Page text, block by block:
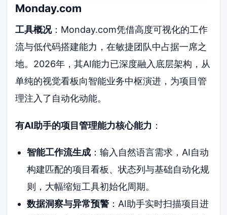
Monday.com
工具概况：Monday.com凭借高度可视化的工作
流与低代码搭建能力，在敏捷团队中占据一席之
地。2026年，其AI能力已深度融入底层架构，从
单纯的视觉看板向智能业务中枢演进，为项目管
理注入了自动化动能。
有AI助手的项目管理能力核心能力 ：
智能工作流生成：输入自然语言需求，AI自动
构建匹配的项目看板、状态列与基础自动化规
则，大幅缩短工具初始化周期。
数据洞察与异常预警：AI助手实时扫描项目进